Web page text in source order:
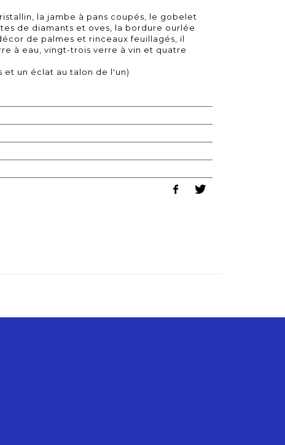
la jambe à pans coupés, le gobelet
de diamants et oves, la bordure ourlée
de palmes et rinceaux feuillagés, il
à eau, vingt-trois verre à vin et quatre
et un éclat au talon de l'un)